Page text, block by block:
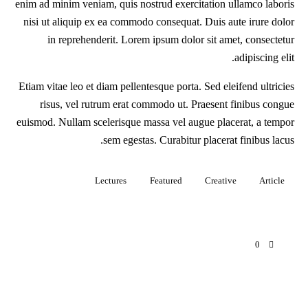
enim ad minim veniam, quis nostrud exercitation ullamco laboris
nisi ut aliquip ex ea commodo consequat. Duis aute irure dolor
in reprehenderit. Lorem ipsum dolor sit amet, consectetur
adipiscing elit.
Etiam vitae leo et diam pellentesque porta. Sed eleifend ultricies
risus, vel rutrum erat commodo ut. Praesent finibus congue
euismod. Nullam scelerisque massa vel augue placerat, a tempor
sem egestas. Curabitur placerat finibus lacus.
Article
Creative
Featured
Lectures
0